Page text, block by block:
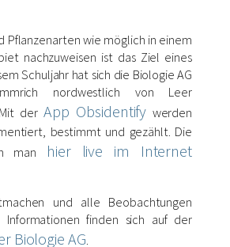
Pflanzenarten wie möglich in einem
nachzuweisen ist das Ziel eines
Schuljahr hat sich die Biologie AG
nordwestlich von Leer
Mit derApp Obsidentify werden
bestimmt und gezählt. Die
man hier live im Internet
und alle Beobachtungen
Informationen finden sich auf der
Biologie AG